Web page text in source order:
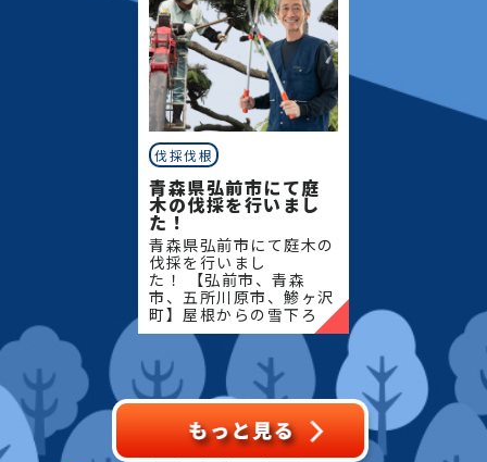
伐採伐根
青森県弘前市にて庭
木の伐採を行いまし
た！
青森県弘前市にて庭木の
伐採を行いまし
た！ 【弘前市、青森
市、五所川原市、鯵ヶ沢
町】屋根からの雪下ろ
し・除雪・排雪などの作
業もお任せください！地
域密着で伐採・抜根・剪
定・草刈りなどのお庭の
こと、造園・